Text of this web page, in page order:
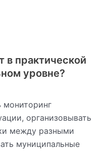
в практической
уровне?
мониторинг
организовывать
между разными
муниципальные